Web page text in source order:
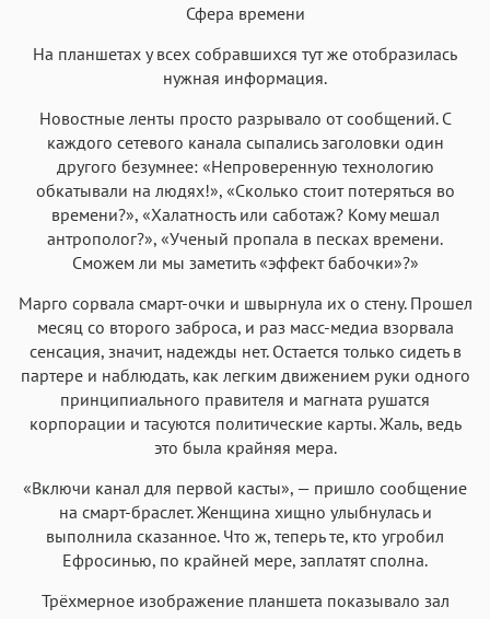
Аа Аа
Garamond
Аа
Fira Sans
Аа
Аа Аа
San Francisco Аа Аа
Аа
Helvetica Neue
Аа Аа Аа
Times New Roman
Аа Аа Аа Аа
SF Mono
Сфера времени
На планшетах у всех собравшихся тут же отобразилась
нужная информация.
Новостные ленты просто разрывало от сообщений. С
каждого сетевого канала сыпались заголовки один
другого безумнее: «Непроверенную технологию
обкатывали на людях!», «Сколько стоит потеряться во
времени?», «Халатность или саботаж? Кому мешал
антрополог?», «Ученый пропала в песках времени.
Сможем ли мы заметить «эффект бабочки»?»
Марго сорвала смарт-очки и швырнула их о стену. Прошел
месяц со второго заброса, и раз масс-медиа взорвала
сенсация, значит, надежды нет. Остается только сидеть в
партере и наблюдать, как легким движением руки одного
принципиального правителя и магната рушатся
корпорации и тасуются политические карты. Жаль, ведь
это была крайняя мера.
«Включи канал для первой касты», — пришло сообщение
на смарт-браслет. Женщина хищно улыбнулась и
выполнила сказанное. Что ж, теперь те, кто угробил
Ефросинью, по крайней мере, заплатят сполна.
Трёхмерное изображение планшета показывало зал